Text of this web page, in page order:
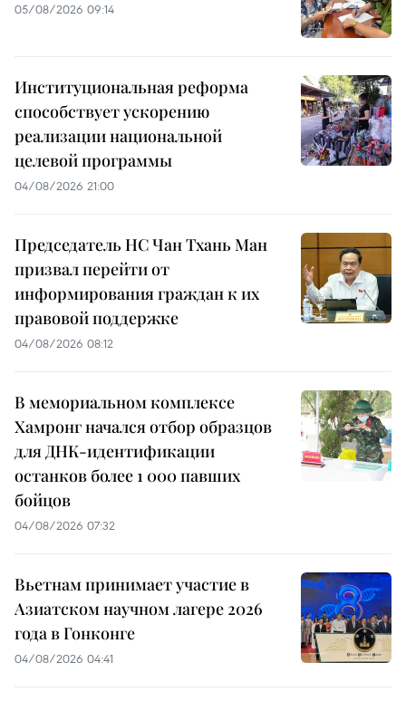
05/08/2026 09:14
Институциональная реформа
способствует ускорению
реализации национальной
целевой программы
04/08/2026 21:00
Председатель НС Чан Тхань Ман
призвал перейти от
информирования граждан к их
правовой поддержке
04/08/2026 08:12
В мемориальном комплексе
Хамронг начался отбор образцов
для ДНК-идентификации
останков более 1 000 павших
бойцов
04/08/2026 07:32
Вьетнам принимает участие в
Азиатском научном лагере 2026
года в Гонконге
04/08/2026 04:41